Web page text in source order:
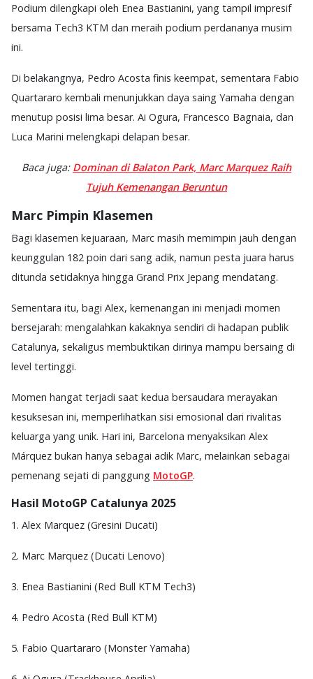
Podium dilengkapi oleh Enea Bastianini, yang tampil impresif
bersama Tech3 KTM dan meraih podium perdananya musim
ini.
Di belakangnya, Pedro Acosta finis keempat, sementara Fabio
Quartararo kembali menunjukkan daya saing Yamaha dengan
menutup posisi lima besar. Ai Ogura, Francesco Bagnaia, dan
Luca Marini melengkapi delapan besar.
Baca juga: Dominan di Balaton Park, Marc Marquez Raih
Tujuh Kemenangan Beruntun
Marc Pimpin Klasemen
Bagi klasemen kejuaraan, Marc masih memimpin jauh dengan
keunggulan 182 poin dari sang adik, namun pesta juara harus
ditunda setidaknya hingga Grand Prix Jepang mendatang.
Sementara itu, bagi Alex, kemenangan ini menjadi momen
bersejarah: mengalahkan kakaknya sendiri di hadapan publik
Catalunya, sekaligus membuktikan dirinya mampu bersaing di
level tertinggi.
Momen hangat terjadi saat kedua bersaudara merayakan
kesuksesan ini, memperlihatkan sisi emosional dari rivalitas
keluarga yang unik. Hari ini, Barcelona menyaksikan Alex
Márquez bukan hanya sebagai adik Marc, melainkan sebagai
pemenang sejati di panggung MotoGP.
Hasil MotoGP Catalunya 2025
1. Alex Marquez (Gresini Ducati)
2. Marc Marquez (Ducati Lenovo)
3. Enea Bastianini (Red Bull KTM Tech3)
4. Pedro Acosta (Red Bull KTM)
5. Fabio Quartararo (Monster Yamaha)